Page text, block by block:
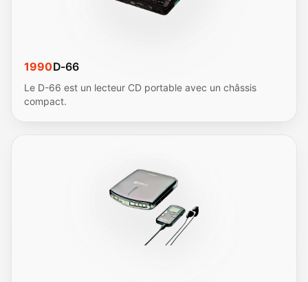
1990D-66
Le D-66 est un lecteur CD portable avec un châssis
compact.